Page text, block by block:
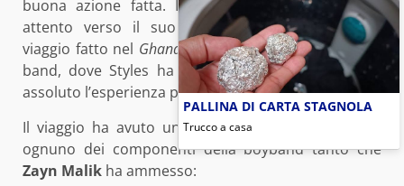
buona azione fatta. Infatti si era dimostrato già
attento verso il suo prossimo nel suo recente
viaggio fatto nel GhanaperComic Relief, con tutta la
band, dove Styles ha detto che questa è stata in
assoluto l’esperienza più bella della sua vita.
Il viaggio ha avuto un grosso impatto emotivo su
ognuno dei componenti della boyband tanto che
Zayn Malik ha ammesso:
PALLINA DI CARTA STAGNOLA
Trucco a casa